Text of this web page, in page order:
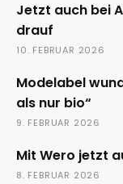
Jetzt auch bei
drauf
10. FEBRUAR 2026
Modelabel
als nur bio“
9. FEBRUAR 2026
Mit Wero jetzt
8. FEBRUAR 2026